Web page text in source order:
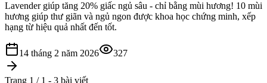
Lavender giúp tăng 20% giấc ngủ sâu - chỉ bằng mùi hương! 10 mùi
hương giúp thư giãn và ngủ ngon được khoa học chứng minh, xếp
hạng từ hiệu quả nhất đến tốt.
14 tháng 2 năm 2026 327
Trang 1 / 1 - 3 bài viết